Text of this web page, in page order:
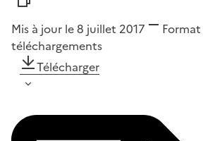
Mis à jour le 8 juillet 2017 Format
téléchargements
Télécharger